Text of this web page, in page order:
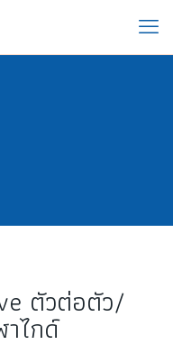
ตัวต่อตัว/
ไกด์